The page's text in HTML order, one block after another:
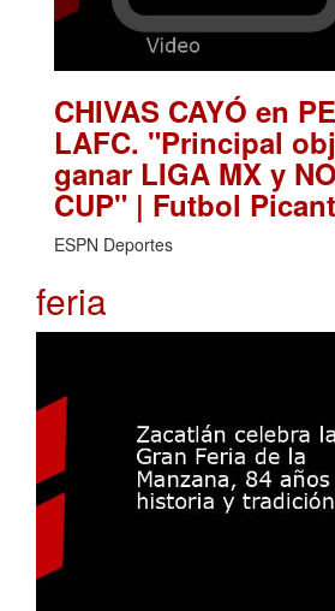
CHIVAS CAYÓ en
LAFC. "Principal
ganar LIGA MX y
CUP" | Futbol
ESPN Deportes
feria